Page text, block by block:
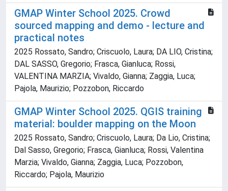
GMAP Winter School 2025. Crowd
sourced mapping and demo - lecture and
practical notes
2025 Rossato, Sandro; Criscuolo, Laura; DA LIO, Cristina;
DAL SASSO, Gregorio; Frasca, Gianluca; Rossi,
VALENTINA MARZIA; Vivaldo, Gianna; Zaggia, Luca;
Pajola, Maurizio; Pozzobon, Riccardo
GMAP Winter School 2025. QGIS training
material: boulder mapping on the Moon
2025 Rossato, Sandro; Criscuolo, Laura; Da Lio, Cristina;
Dal Sasso, Gregorio; Frasca, Gianluca; Rossi, Valentina
Marzia; Vivaldo, Gianna; Zaggia, Luca; Pozzobon,
Riccardo; Pajola, Maurizio